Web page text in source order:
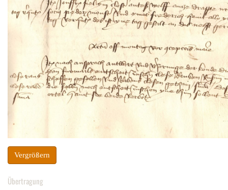
Vergrößern
Übertragung